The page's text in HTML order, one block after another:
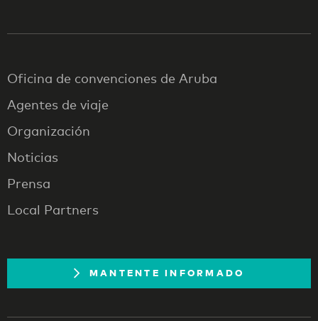
Oficina de convenciones de Aruba
Agentes de viaje
Organización
Noticias
Prensa
Local Partners
MANTENTE INFORMADO